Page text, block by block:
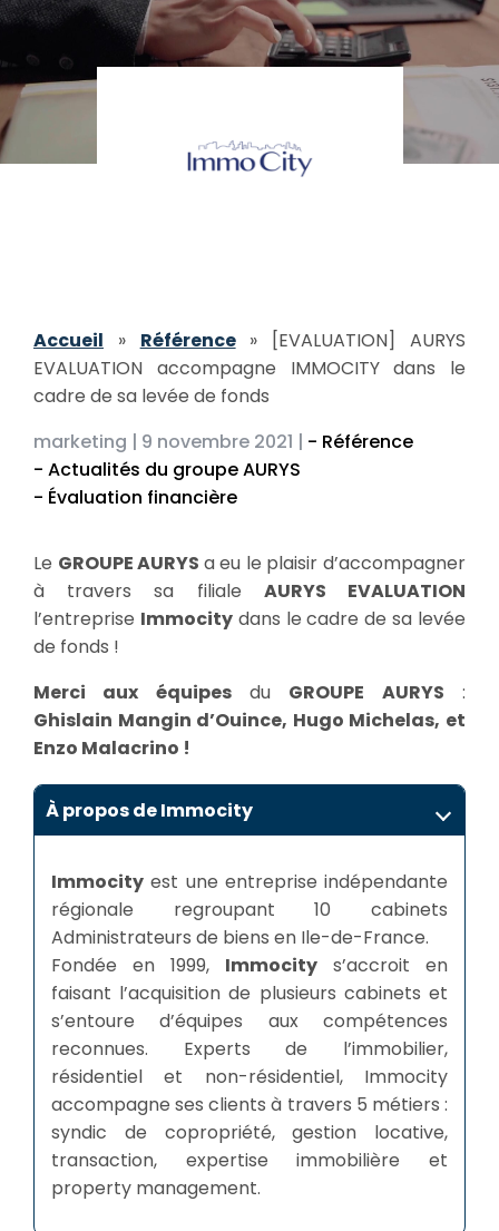
Accueil » Référence»
[EVALUATION] AURYS
EVALUATION accompagne IMMOCITY dans le
cadre de sa levée de fonds
marketing | 9 novembre 2021 | - Référence
- Actualités du groupe AURYS
- Évaluation financière
Le GROUPE AURYS a eu le plaisir d’accompagner
à travers sa filiale AURYS EVALUATION
l’entreprise Immocitydans le cadre de sa levée
de fonds !
Merci aux équipesdu GROUPE AURYS :
Ghislain Mangin d’Ouince, Hugo Michelas, et
Enzo Malacrino !
À propos de Immocity
Immocity est une entreprise indépendante
régionale regroupant 10 cabinets
Administrateurs de biens en Ile-de-France.
Fondée en 1999, Immocitys’accroit en
faisant l’acquisition de plusieurs cabinets et
s’entoure d’équipes aux compétences
reconnues. Experts de l’immobilier,
résidentiel et non-résidentiel, Immocity
accompagne ses clients à travers 5 métiers :
syndic de copropriété, gestion locative,
transaction, expertise immobilière et
property management.